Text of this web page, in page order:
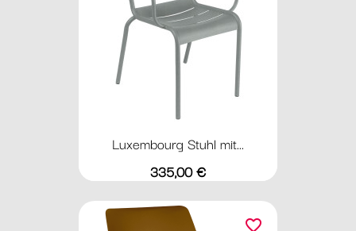
Luxembourg Stuhl mit...
Preis
335,00 €
favorite_border